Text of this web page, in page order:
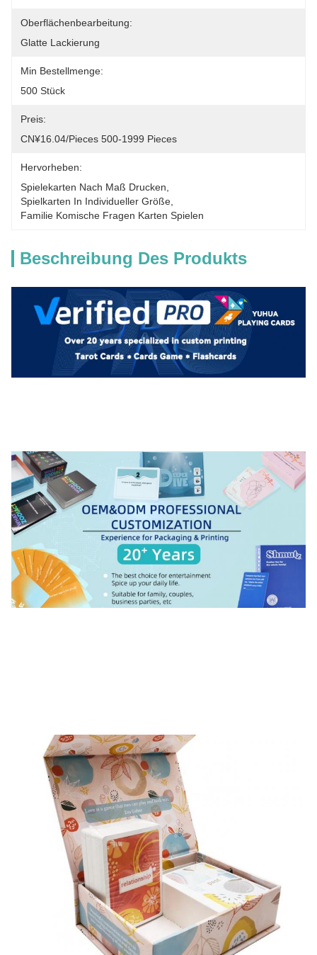
Oberflächenbearbeitung:
Glatte Lackierung
Min Bestellmenge:
500 Stück
Preis:
CN¥16.04/pieces 500-1999 Pieces
Hervorheben:
Spielekarten Nach Maß Drucken
Spielkarten In Individueller Größe
Familie Komische Fragen Karten Spielen
Beschreibung Des Produkts